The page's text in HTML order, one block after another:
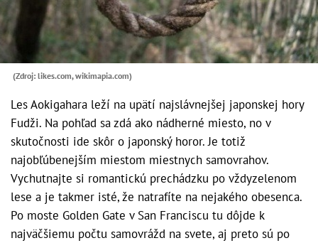
(Zdroj: likes.com, wikimapia.com)
Les Aokigahara leží na upätí najslávnejšej japonskej hory
Fudži. Na pohľad sa zdá ako nádherné miesto, no v
skutočnosti ide skôr o japonský horor. Je totiž
najobľúbenejším miestom miestnych samovrahov.
Vychutnajte si romantickú prechádzku po vždyzelenom
lese a je takmer isté, že natrafíte na nejakého obesenca.
Po moste Golden Gate v San Franciscu tu dôjde k
najväčšiemu počtu samovrážd na svete, aj preto sú po